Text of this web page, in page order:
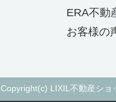
ERA不動
お客様の
Copyright(c) LIXIL不動産シ